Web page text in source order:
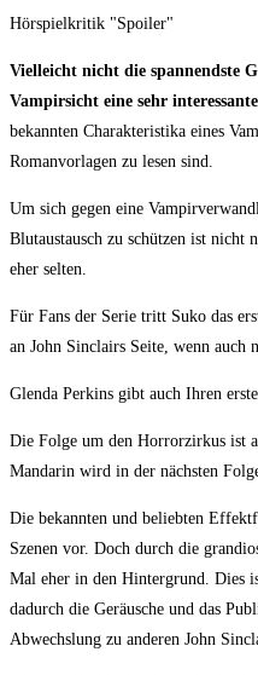
Hörspielkritik "Spoiler"
Vielleicht nicht die spannendste
Vampirsicht eine sehr
bekannten Charakteristika eines
Romanvorlagen zu lesen sind.
Um sich gegen eine
Blutaustausch zu schützen ist nicht
eher selten.
Für Fans der Serie tritt Suko das
an John Sinclairs Seite, wenn
Glenda Perkins gibt auch Ihren
Die Folge um den Horrorzirkus ist
Mandarin wird in der nächsten Folge
Die bekannten und beliebten
Szenen vor. Doch durch die
Mal eher in den Hintergrund. Dies
dadurch die Geräusche und das
Abwechslung zu anderen John